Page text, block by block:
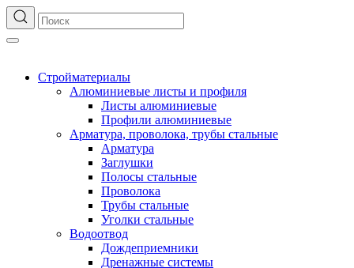
Стройматериалы
Алюминиевые листы и профиля
Листы алюминиевые
Профили алюминиевые
Арматура, проволока, трубы стальные
Арматура
Заглушки
Полосы стальные
Проволока
Трубы стальные
Уголки стальные
Водоотвод
Дождеприемники
Дренажные системы